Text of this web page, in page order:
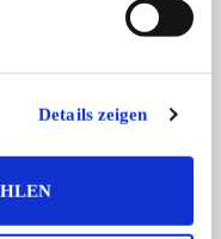
Details zeigen